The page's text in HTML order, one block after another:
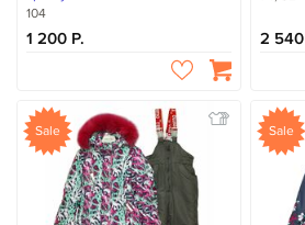
104
1 200 2 540
Sale Sale